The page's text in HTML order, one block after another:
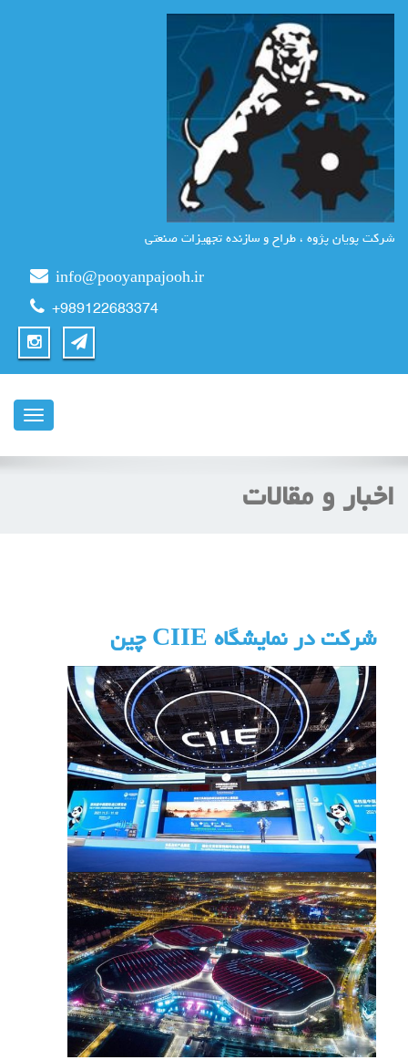
شرکت پویان پژوه ، طراح و سازنده تجهیزات صنعتی
info@pooyanpajooh.ir
+989122683374
ناوبری
اخبار و مقالات
شرکت در نمایشگاه CIIE چین